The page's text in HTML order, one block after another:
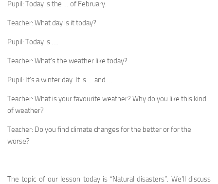
Pupil: Today is the … of February.
Teacher: What day is it today?
Pupil: Today is ….
Teacher: What’s the weather like today?
Pupil: It’s a winter day. It is … and ….
Teacher: What is your favourite weather? Why do you like this kind
of weather?
Teacher: Do you find climate changes for the better or for the
worse?
The topic of our lesson today is “Natural disasters”. We’ll discuss